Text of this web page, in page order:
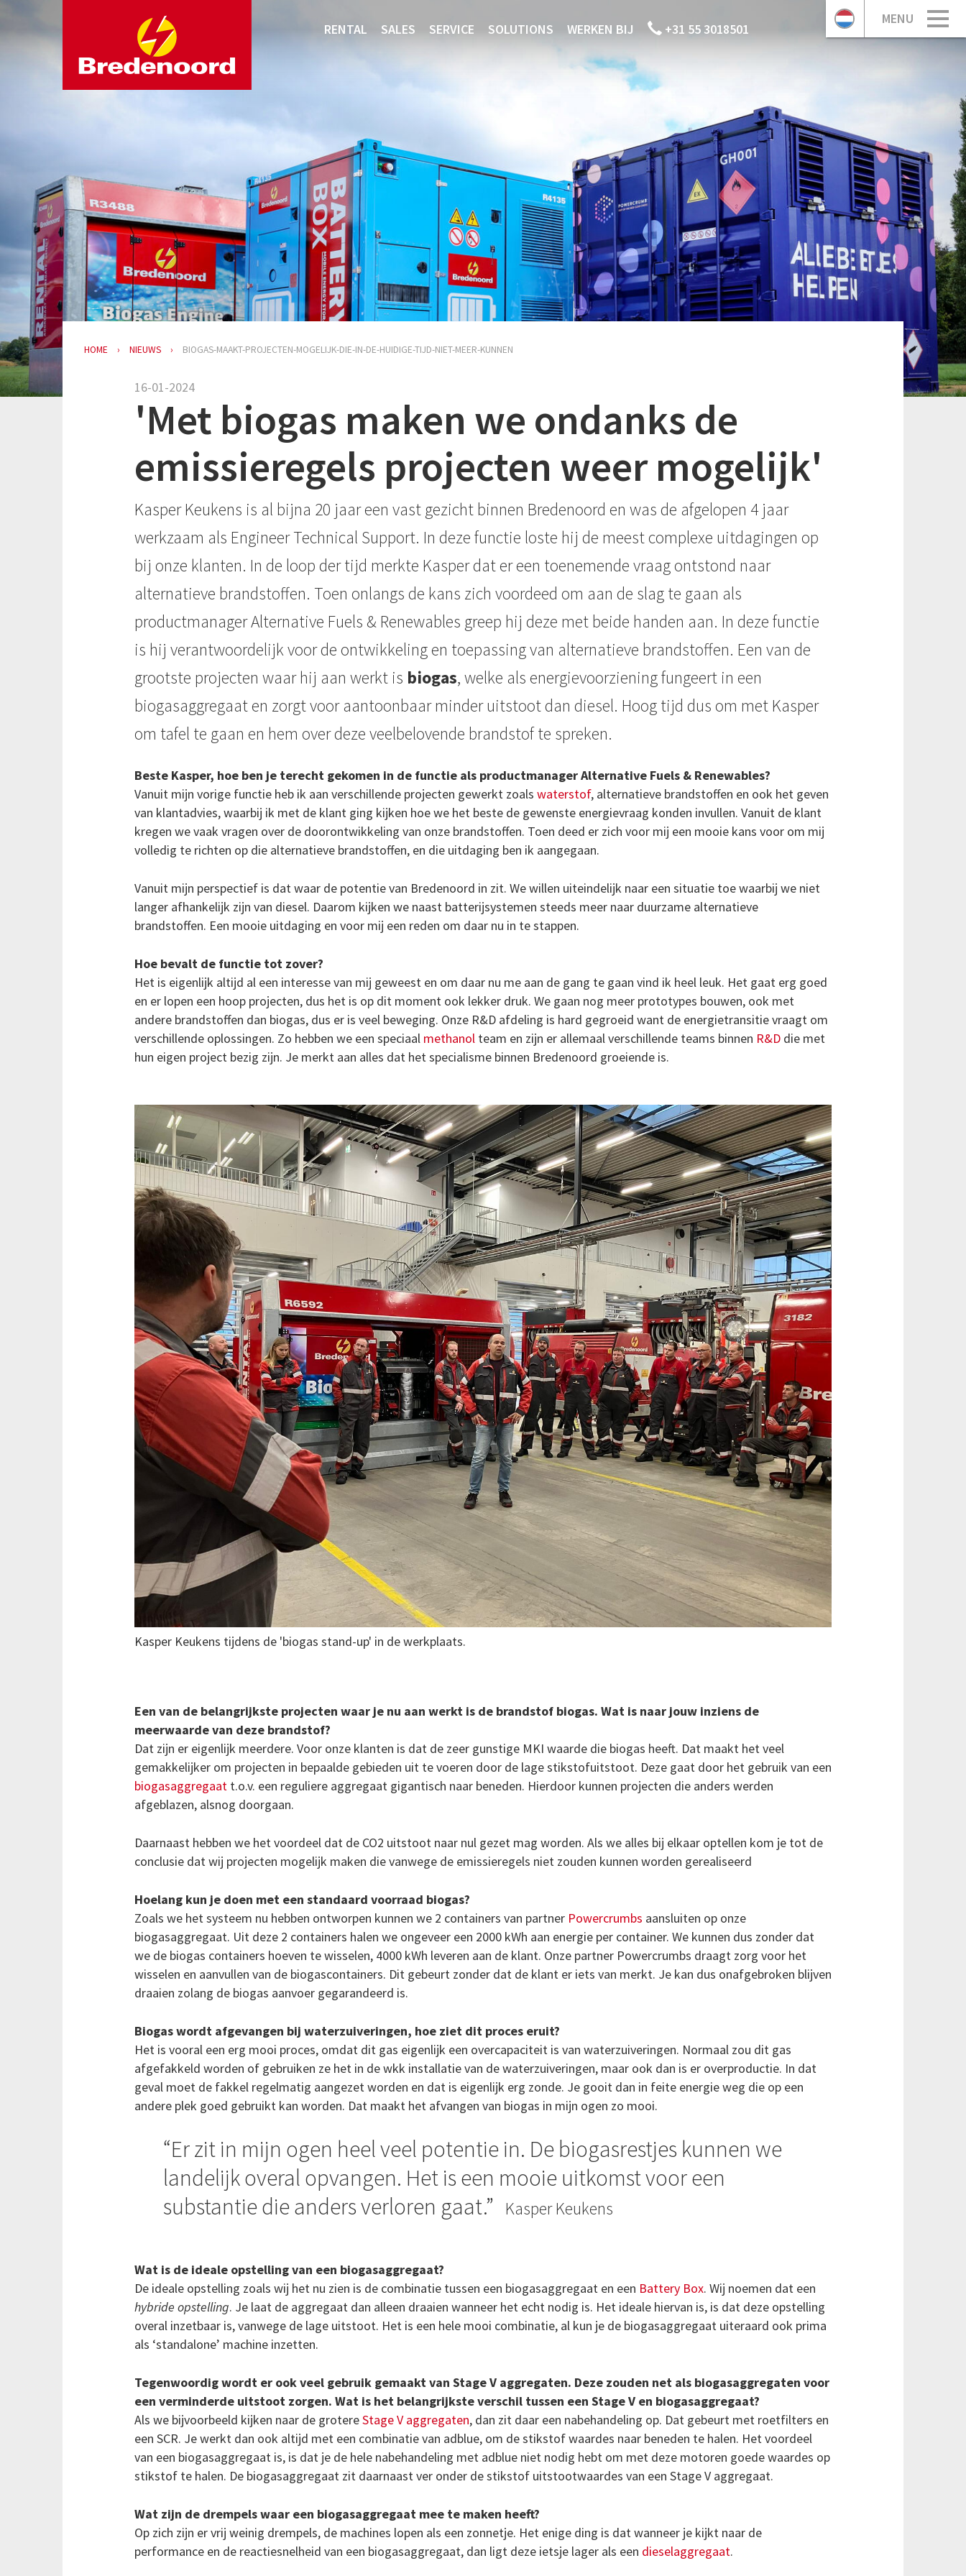
MENU
RENTAL SALES SERVICE SOLUTIONS WERKEN BIJ +31 55 3018501
HOME NIEUWS BIOGAS-MAAKT-PROJECTEN-MOGELIJK-DIE-IN-DE-HUIDIGE-TIJD-NIET-MEER-KUNNEN
16-01-2024
'Met biogas maken we ondanks de
emissieregels projecten weer mogelijk'
Kasper Keukens is al bijna 20 jaar een vast gezicht binnen Bredenoord en was de afgelopen 4 jaar
werkzaam als Engineer Technical Support. In deze functie loste hij de meest complexe uitdagingen op
bij onze klanten. In de loop der tijd merkte Kasper dat er een toenemende vraag ontstond naar
alternatieve brandstoffen. Toen onlangs de kans zich voordeed om aan de slag te gaan als
productmanager Alternative Fuels & Renewables greep hij deze met beide handen aan. In deze functie
is hij verantwoordelijk voor de ontwikkeling en toepassing van alternatieve brandstoffen. Een van de
grootste projecten waar hij aan werkt is biogas, welke als energievoorziening fungeert in een
biogasaggregaat en zorgt voor aantoonbaar minder uitstoot dan diesel. Hoog tijd dus om met Kasper
om tafel te gaan en hem over deze veelbelovende brandstof te spreken.
Beste Kasper, hoe ben je terecht gekomen in de functie als productmanager Alternative Fuels & Renewables?
Vanuit mijn vorige functie heb ik aan verschillende projecten gewerkt zoals waterstof, alternatieve brandstoffen en ook het geven
van klantadvies, waarbij ik met de klant ging kijken hoe we het beste de gewenste energievraag konden invullen. Vanuit de klant
kregen we vaak vragen over de doorontwikkeling van onze brandstoffen. Toen deed er zich voor mij een mooie kans voor om mij
volledig te richten op die alternatieve brandstoffen, en die uitdaging ben ik aangegaan.
Vanuit mijn perspectief is dat waar de potentie van Bredenoord in zit. We willen uiteindelijk naar een situatie toe waarbij we niet
langer afhankelijk zijn van diesel. Daarom kijken we naast batterijsystemen steeds meer naar duurzame alternatieve
brandstoffen. Een mooie uitdaging en voor mij een reden om daar nu in te stappen.
Hoe bevalt de functie tot zover?
Het is eigenlijk altijd al een interesse van mij geweest en om daar nu me aan de gang te gaan vind ik heel leuk. Het gaat erg goed
en er lopen een hoop projecten, dus het is op dit moment ook lekker druk. We gaan nog meer prototypes bouwen, ook met
andere brandstoffen dan biogas, dus er is veel beweging. Onze R&D afdeling is hard gegroeid want de energietransitie vraagt om
verschillende oplossingen. Zo hebben we een speciaal methanol team en zijn er allemaal verschillende teams binnen R&D die met
hun eigen project bezig zijn. Je merkt aan alles dat het specialisme binnen Bredenoord groeiende is.
Kasper Keukens tijdens de 'biogas stand-up' in de werkplaats.
Een van de belangrijkste projecten waar je nu aan werkt is de brandstof biogas. Wat is naar jouw inziens de
meerwaarde van deze brandstof?
Dat zijn er eigenlijk meerdere. Voor onze klanten is dat de zeer gunstige MKI waarde die biogas heeft. Dat maakt het veel
gemakkelijker om projecten in bepaalde gebieden uit te voeren door de lage stikstofuitstoot. Deze gaat door het gebruik van een
biogasaggregaat t.o.v. een reguliere aggregaat gigantisch naar beneden. Hierdoor kunnen projecten die anders werden
afgeblazen, alsnog doorgaan.
Daarnaast hebben we het voordeel dat de CO2 uitstoot naar nul gezet mag worden. Als we alles bij elkaar optellen kom je tot de
conclusie dat wij projecten mogelijk maken die vanwege de emissieregels niet zouden kunnen worden gerealiseerd
Hoelang kun je doen met een standaard voorraad biogas?
Zoals we het systeem nu hebben ontworpen kunnen we 2 containers van partner Powercrumbs aansluiten op onze
biogasaggregaat. Uit deze 2 containers halen we ongeveer een 2000 kWh aan energie per container. We kunnen dus zonder dat
we de biogas containers hoeven te wisselen, 4000 kWh leveren aan de klant. Onze partner Powercrumbs draagt zorg voor het
wisselen en aanvullen van de biogascontainers. Dit gebeurt zonder dat de klant er iets van merkt. Je kan dus onafgebroken blijven
draaien zolang de biogas aanvoer gegarandeerd is.
Biogas wordt afgevangen bij waterzuiveringen, hoe ziet dit proces eruit?
Het is vooral een erg mooi proces, omdat dit gas eigenlijk een overcapaciteit is van waterzuiveringen. Normaal zou dit gas
afgefakkeld worden of gebruiken ze het in de wkk installatie van de waterzuiveringen, maar ook dan is er overproductie. In dat
geval moet de fakkel regelmatig aangezet worden en dat is eigenlijk erg zonde. Je gooit dan in feite energie weg die op een
andere plek goed gebruikt kan worden. Dat maakt het afvangen van biogas in mijn ogen zo mooi.
Er zit in mijn ogen heel veel potentie in. De biogasrestjes kunnen we
landelijk overal opvangen. Het is een mooie uitkomst voor een
substantie die anders verloren gaat.
Kasper Keukens
Wat is de ideale opstelling van een biogasaggregaat?
De ideale opstelling zoals wij het nu zien is de combinatie tussen een biogasaggregaat en een Battery Box. Wij noemen dat een
hybride opstelling. Je laat de aggregaat dan alleen draaien wanneer het echt nodig is. Het ideale hiervan is, is dat deze opstelling
overal inzetbaar is, vanwege de lage uitstoot. Het is een hele mooi combinatie, al kun je de biogasaggregaat uiteraard ook prima
als ‘standalone’ machine inzetten.
Tegenwoordig wordt er ook veel gebruik gemaakt van Stage V aggregaten. Deze zouden net als biogasaggregaten voor
een verminderde uitstoot zorgen. Wat is het belangrijkste verschil tussen een Stage V en biogasaggregaat?
Als we bijvoorbeeld kijken naar de grotereStage V aggregaten, dan zit daar een nabehandeling op. Dat gebeurt met roetfilters en
een SCR. Je werkt dan ook altijd met een combinatie van adblue, om de stikstof waardes naar beneden te halen. Het voordeel
van een biogasaggregaat is, is dat je de hele nabehandeling met adblue niet nodig hebt om met deze motoren goede waardes op
stikstof te halen. De biogasaggregaat zit daarnaast ver onder de stikstof uitstootwaardes van een Stage V aggregaat.
Wat zijn de drempels waar een biogasaggregaat mee te maken heeft?
Op zich zijn er vrij weinig drempels, de machines lopen als een zonnetje. Het enige ding is dat wanneer je kijkt naar de
performance en de reactiesnelheid van een biogasaggregaat, dan ligt deze ietsje lager als een dieselaggregaat.